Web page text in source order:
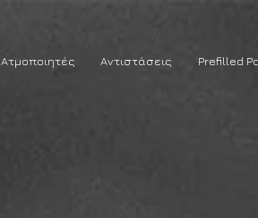
Ατμοποιητές Αντιστάσεις Prefilled